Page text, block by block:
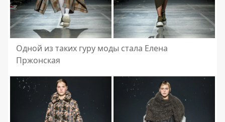
Одной из таких гуру моды стала Елена
Пржонская